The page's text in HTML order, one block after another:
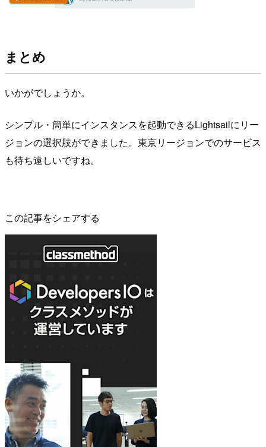
まとめ
いかがでしょうか。
シンプル・簡単にインスタンスを起動できるLightsailにリー
ジョンの選択肢ができました。東京リージョンでのサービス
も待ち遠しいですね。
この記事をシェアする